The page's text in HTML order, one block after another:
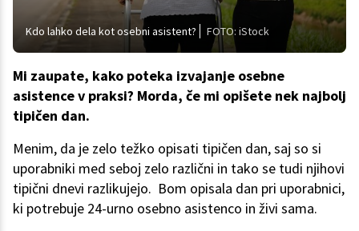
Kdo lahko dela kot osebni asistent? FOTO: iStock
Mi zaupate, kako poteka izvajanje osebne
asistence v praksi? Morda, če mi opišete nek najbolj
tipičen dan.
Menim, da je zelo težko opisati tipičen dan, saj so si
uporabniki med seboj zelo različni in tako se tudi njihovi
tipični dnevi razlikujejo. Bom opisala dan pri uporabnici,
ki potrebuje 24-urno osebno asistenco in živi sama.